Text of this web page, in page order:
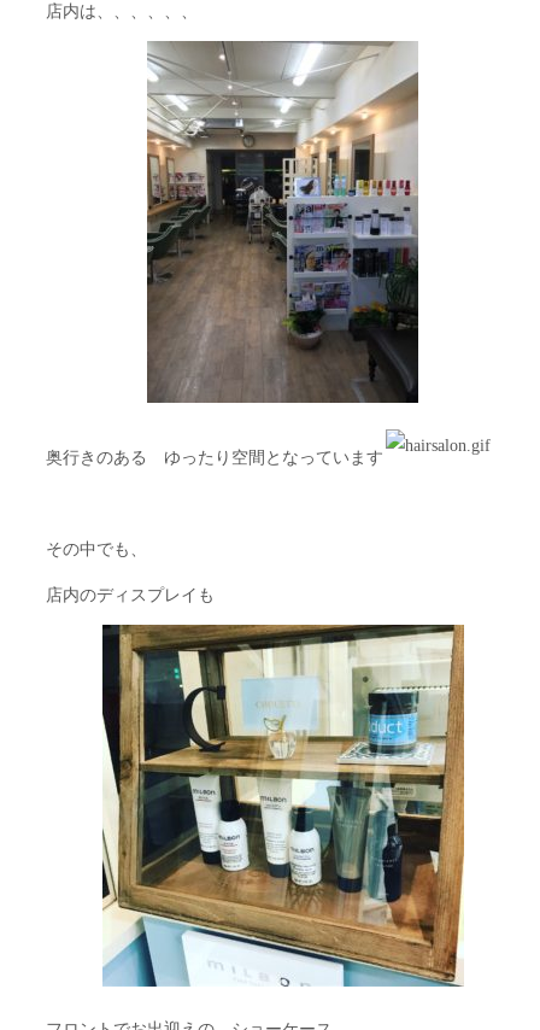
店内は、、、、、、
奥行きのある ゆったり空間となっています
その中でも、
店内のディスプレイも